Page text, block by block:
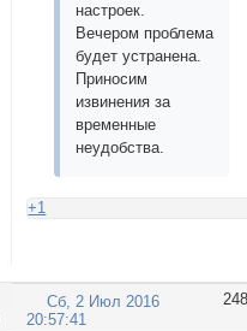
настроек.
Вечером проблема
будет устранена.
Приносим
извинения за
временные
неудобства.
+1
248
Сб, 2 Июл 2016
20:57:41